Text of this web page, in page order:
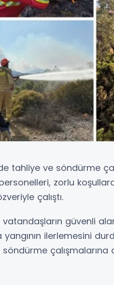
tahliye ve söndürme
zorlu
çalıştı.
güvenli
ilerlemesini
çalışmalarına